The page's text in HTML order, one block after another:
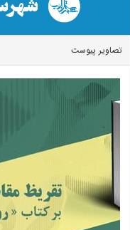
تصاویر پیوست